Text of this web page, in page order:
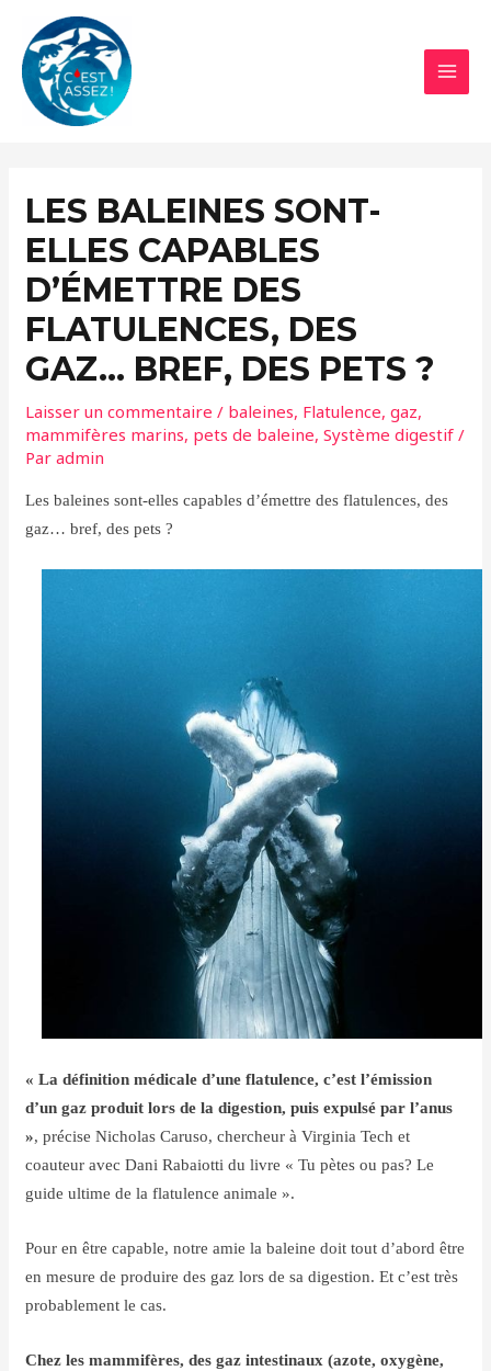
contenu
LES BALEINES SONT-
ELLES CAPABLES
D’ÉMETTRE DES
FLATULENCES, DES
GAZ… BREF, DES PETS ?
Laisser un commentaire / baleines, Flatulence,gaz,
mammifères marins, pets de baleine,Système digestif /
Paradmin
Les baleines sont-elles capables d’émettre des flatulences, des
gaz… bref, des pets ?
« La définition médicale d’une flatulence, c’est l’émission
d’un gaz produit lors de la digestion, puis expulsé par l’anus
», précise Nicholas Caruso, chercheur à Virginia Tech et
coauteur avec Dani Rabaiotti du livre « Tu pètes ou pas? Le
guide ultime de la flatulence animale ».
Pour en être capable, notre amie la baleine doit tout d’abord être
en mesure de produire des gaz lors de sa digestion. Et c’est très
probablement le cas.
Chez les mammifères, des gaz intestinaux (azote, oxygène,